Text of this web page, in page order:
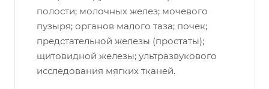
полости; молочных желез; мочевого
пузыря; органов малого таза; почек;
предстательной железы (простаты);
щитовидной железы; ультразвукового
исследования мягких тканей.